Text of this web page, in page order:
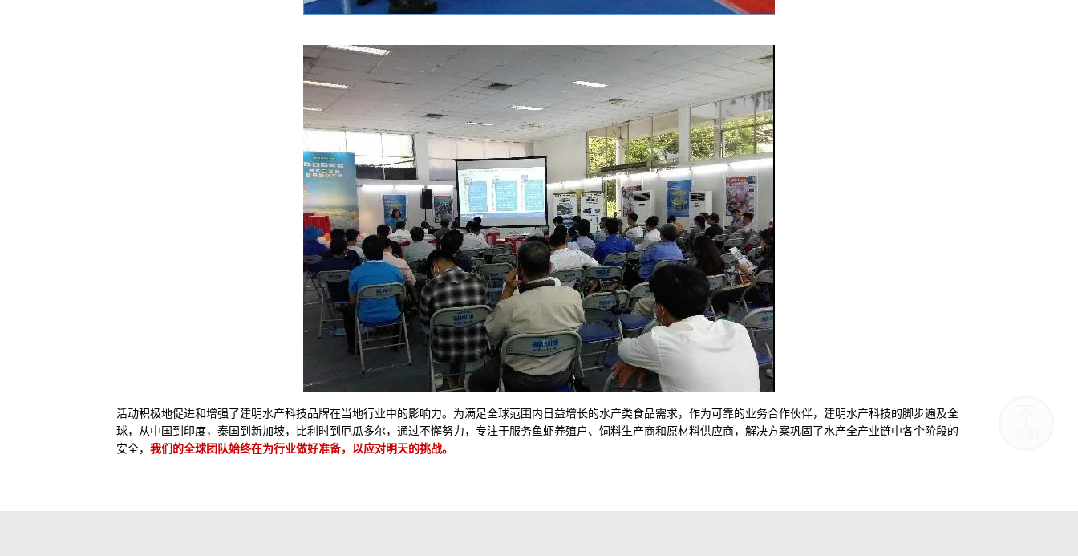
活动积极地促进和增强了建明水产科技品牌在当地行业中的影响力。为满足全球范围内日益增长的水产类食品需求，作为可靠的业务合作伙伴，建明水产科技的脚步遍及全
球，从中国到印度，泰国到新加坡，比利时到厄瓜多尔，通过不懈努力，专注于服务鱼虾养殖户、饲料生产商和原材料供应商，解决方案巩固了水产全产业链中各个阶段的
安全，我们的全球团队始终在为行业做好准备，以应对明天的挑战。